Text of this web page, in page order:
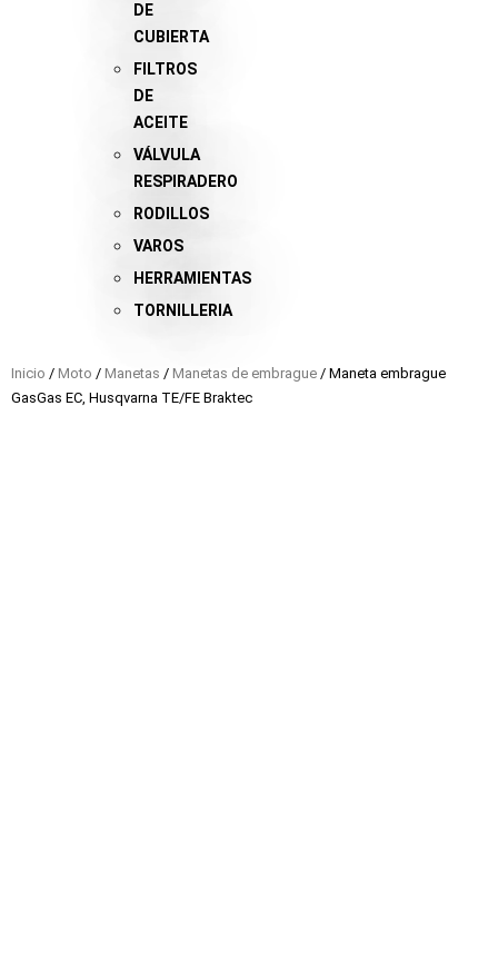
DE
CUBIERTA
FILTROS
DE
ACEITE
VÁLVULA
RESPIRADERO
RODILLOS
VAROS
HERRAMIENTAS
TORNILLERIA
Inicio / Moto / Manetas / Manetas de embrague / Maneta embrague
GasGas EC, Husqvarna TE/FE Braktec